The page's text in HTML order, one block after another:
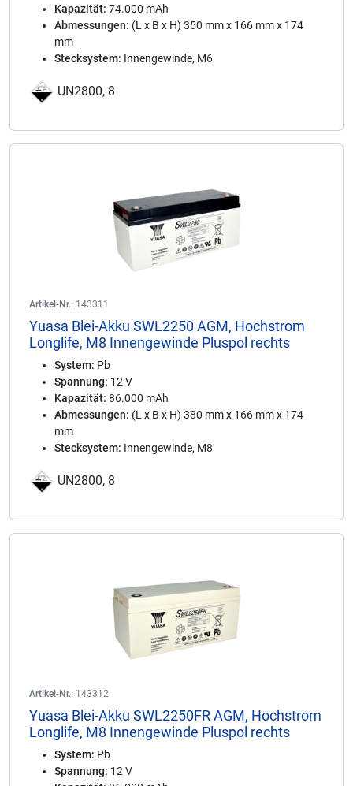
Kapazität: 74.000 mAh
Abmessungen: (L x B x H) 350 mm x 166 mm x 174
mm
Stecksystem: Innengewinde, M6
UN2800, 8
Artikel-Nr.: 143311
Yuasa Blei-Akku SWL2250 AGM, Hochstrom
Longlife, M8 Innengewinde Pluspol rechts
System: Pb
Spannung: 12 V
Kapazität: 86.000 mAh
Abmessungen: (L x B x H) 380 mm x 166 mm x 174
mm
Stecksystem: Innengewinde, M8
UN2800, 8
Artikel-Nr.: 143312
Yuasa Blei-Akku SWL2250FR AGM, Hochstrom
Longlife, M8 Innengewinde Pluspol rechts
System: Pb
Spannung: 12 V